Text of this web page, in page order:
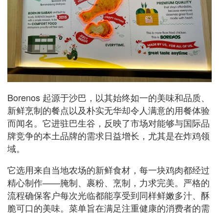
Borenos 起源于沙巴，以其始终如一的美味和品质、
新鲜烹制的餐点以及朴实无华却令人满意的用餐体验
而闻名。它进驻巴生谷，反映了市场对能够与国际品
牌竞争的本土品牌的需求日益增长，尤其是在炸鸡领
域。
它选用来自当地农场的新鲜食材，每一块鸡肉都经过
精心制作——腌制、裹粉、烹制，力求完美。严格的
流程确保客户每次光临都能享受到同样鲜嫩多汁、酥
脆可口的美味。菜单旨在满足注重健康的消费者的需